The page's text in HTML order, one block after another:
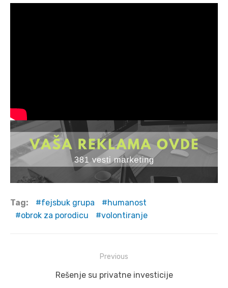
Tag: fejsbuk grupa
humanost
obrok za porodicu
volontiranje
navigation
Previous
Previous
Rešenje su privatne investicije